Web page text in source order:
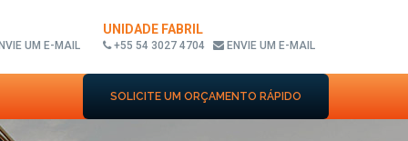
UM E-MAIL
UNIDADE FABRIL
+55 54 3027 4704 ENVIE UM E-MAIL
SOLICITE UM ORÇAMENTO RÁPIDO